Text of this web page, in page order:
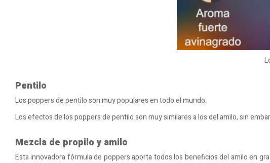
Pentilo
Los poppers de pentilo son muy populares en todo el mundo.
Los efectos de los poppers de pentilo son muy similares a los del amilo, sin
Mezcla de propilo y amilo
Esta innovadora fórmula de poppers aporta todos los beneficios del amilo en